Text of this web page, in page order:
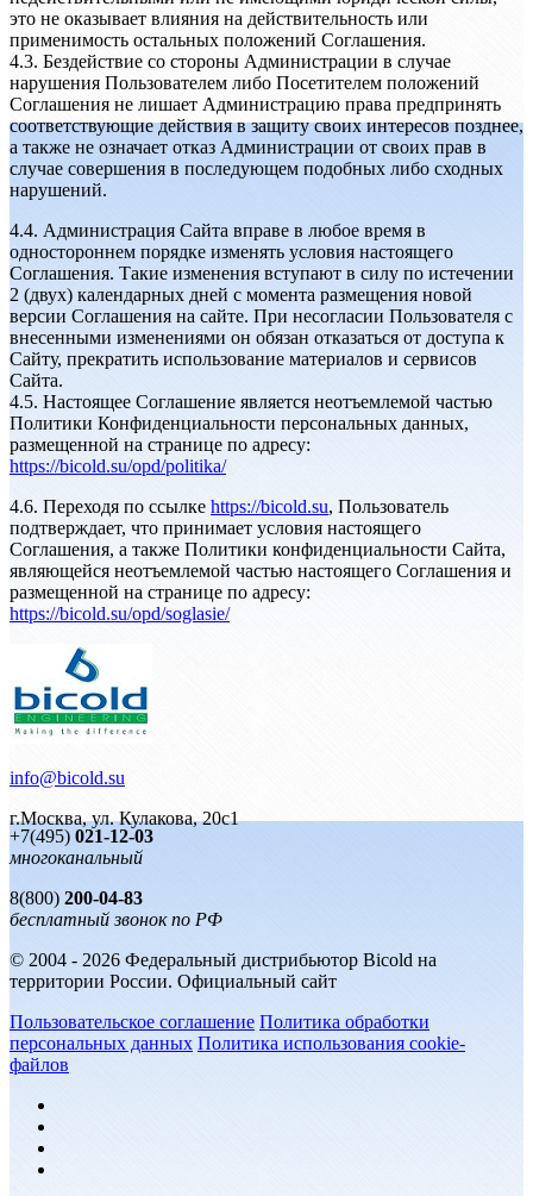
это не оказывает влияния на действительность или
применимость остальных положений Соглашения.
4.3. Бездействие со стороны Администрации в случае
нарушения Пользователем либо Посетителем положений
Соглашения не лишает Администрацию права предпринять
соответствующие действия в защиту своих интересов позднее,
а также не означает отказ Администрации от своих прав в
случае совершения в последующем подобных либо сходных
нарушений.
4.4. Администрация Сайта вправе в любое время в
одностороннем порядке изменять условия настоящего
Соглашения. Такие изменения вступают в силу по истечении
2 (двух) календарных дней с момента размещения новой
версии Соглашения на сайте. При несогласии Пользователя с
внесенными изменениями он обязан отказаться от доступа к
Сайту, прекратить использование материалов и сервисов
Сайта.
4.5. Настоящее Соглашение является неотъемлемой частью
Политики Конфиденциальности персональных данных,
размещенной на странице по адресу:
https://bicold.su/opd/politika/
4.6. Переходя по ссылке https://bicold.su, Пользователь
подтверждает, что принимает условия настоящего
Соглашения, а также Политики конфиденциальности Сайта,
являющейся неотъемлемой частью настоящего Соглашения и
размещенной на странице по адресу:
https://bicold.su/opd/soglasie/
info@bicold.su
г.Москва, ул. Кулакова, 20с1
+7(495) 021-12-03
многоканальный
8(800) 200-04-83
бесплатный звонок по РФ
© 2004 - 2026 Федеральный дистрибьютор Bicold на
территории России. Официальный сайт
Пользовательское соглашение Политика обработки
персональных данных Политика использования cookie-
файлов